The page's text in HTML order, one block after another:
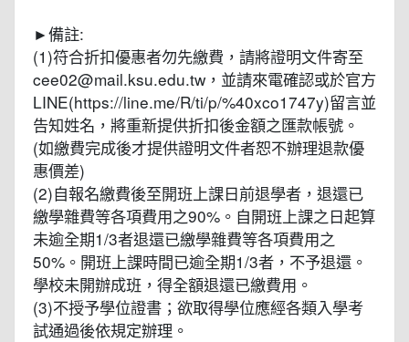
►備註:
(1)符合折扣優惠者勿先繳費，請將證明文件寄至
cee02@mail.ksu.edu.tw，並請來電確認或於官方
LINE(https://line.me/R/ti/p/%40xco1747y)留言並
告知姓名，將重新提供折扣後金額之匯款帳號。
(如繳費完成後才提供證明文件者恕不辦理退款優
惠價差)
(2)自報名繳費後至開班上課日前退學者，退還已
繳學雜費等各項費用之90%。自開班上課之日起算
未逾全期1/3者退還已繳學雜費等各項費用之
50%。開班上課時間已逾全期1/3者，不予退還。
學校未開辦成班，得全額退還已繳費用。
(3)不授予學位證書；欲取得學位應經各類入學考
試通過後依規定辦理。